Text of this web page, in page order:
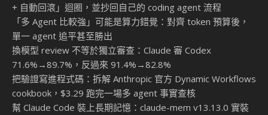
+ 自動回滾」迴圈，並抄回自己的 coding agent 流程
「多 Agent 比較強」可能是算力錯覺：對齊 token 預算後，
單一 agent 追平甚至勝出
換模型 review 不等於獨立審查：Claude 審 Codex
71.6%→89.7%，反過來 91.4%→82.8%
把驗證寫進程式碼：拆解 Anthropic 官方 Dynamic Workflows
cookbook，$3.29 跑完一場多 agent 事實查核
幫 Claude Code 裝上長期記憶：claude-mem v13.13.0 實裝